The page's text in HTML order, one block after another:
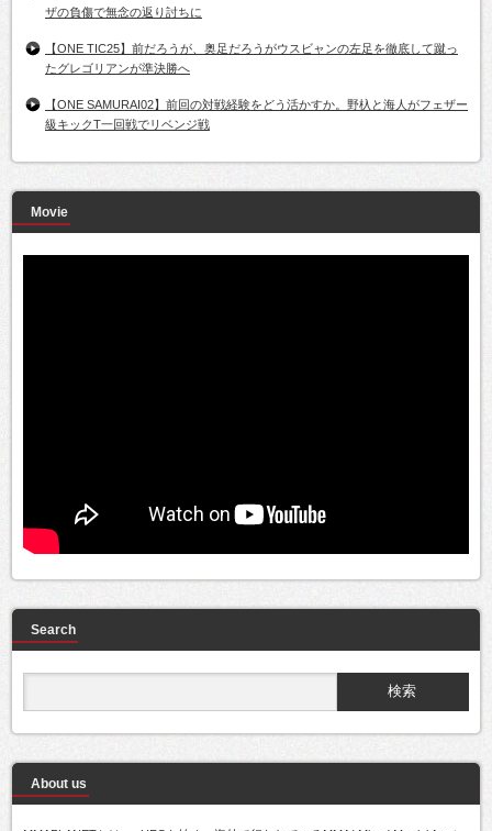
ザの負傷で無念の返り討ちに
【ONE TIC25】前だろうが、奥足だろうがウスビャンの左足を徹底して蹴っ
たグレゴリアンが準決勝へ
【ONE SAMURAI02】前回の対戦経験をどう活かすか。野杁と海人がフェザー
級キックT一回戦でリベンジ戦
Movie
Search
About us